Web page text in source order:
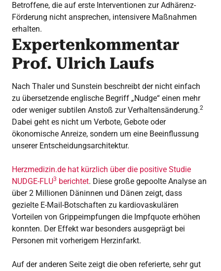
Betroffene, die auf erste Interventionen zur Adhärenz-
Förderung nicht ansprechen, intensivere Maßnahmen
erhalten.
Expertenkommentar
Prof. Ulrich Laufs
Nach Thaler und Sunstein beschreibt der nicht einfach
zu übersetzende englische Begriff „Nudge“ einen mehr
oder weniger subtilen Anstoß zur Verhaltensänderung.2
Dabei geht es nicht um Verbote, Gebote oder
ökonomische Anreize, sondern um eine Beeinflussung
unserer Entscheidungsarchitektur.
Herzmedizin.de hat kürzlich über die positive Studie
NUDGE-FLU3 berichtet. Diese große gepoolte Analyse an
über 2 Millionen Däninnen und Dänen zeigt, dass
gezielte E-Mail-Botschaften zu kardiovaskulären
Vorteilen von Grippeimpfungen die Impfquote erhöhen
konnten. Der Effekt war besonders ausgeprägt bei
Personen mit vorherigem Herzinfarkt.
Auf der anderen Seite zeigt die oben referierte, sehr gut